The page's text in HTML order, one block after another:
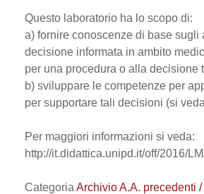
Questo laboratorio ha lo scopo di:
a) fornire conoscenze di base
decisione informata in ambito
per una procedura o alla decisione
b) sviluppare le competenze per
per supportare tali decisioni (si
Per maggiori informazioni si veda:
http://it.didattica.unipd.it/off/2016/
Categoria Archivio A.A. precedenti